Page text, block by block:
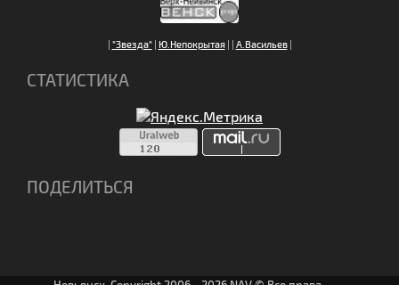
| "Звезда"| Ю.Непокрытая| | А.Васильев|
СТАТИСТИКА
ПОДЕЛИТЬСЯ